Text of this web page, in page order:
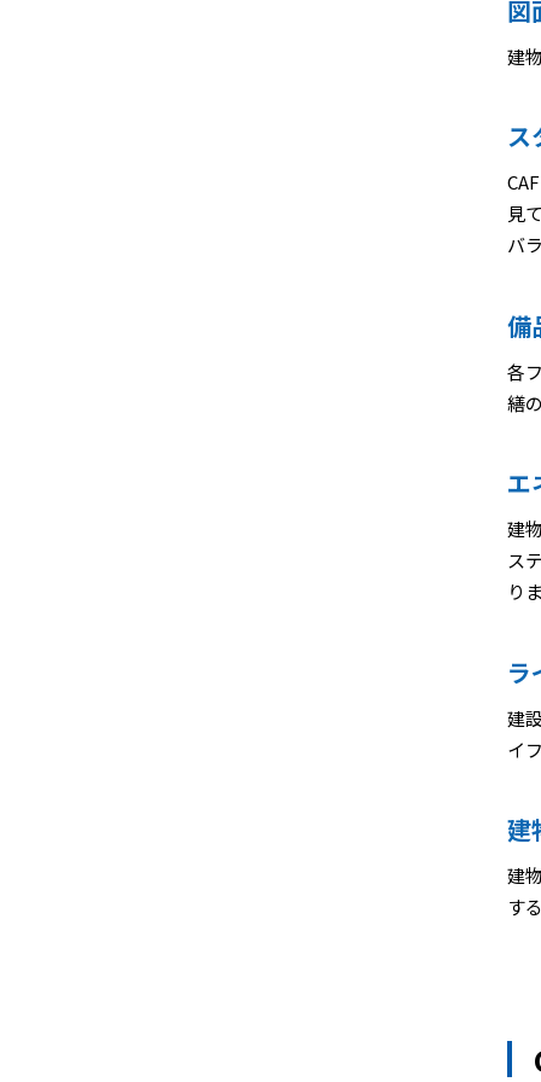
図
建
ス
見
バ
備
各
繕
エ
建
ス
り
ラ
建
イ
建
建
す